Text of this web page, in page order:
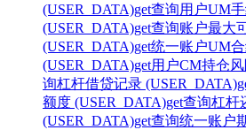
(USER_DATA)get查询用户UM
(USER_DATA)get查询账户最大
(USER_DATA)get统一账户UM
(USER_DATA)get用户CM持仓
询杠杆借贷记录 (USER_DATA)
额度 (USER_DATA)get查询杠杆
(USER_DATA)get查询统一账户